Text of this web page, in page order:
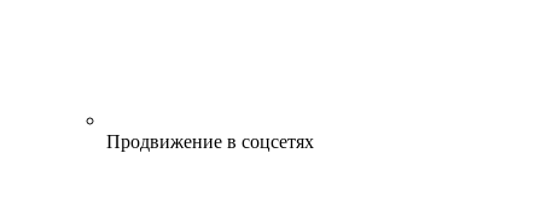
Продвижение в соцсетях